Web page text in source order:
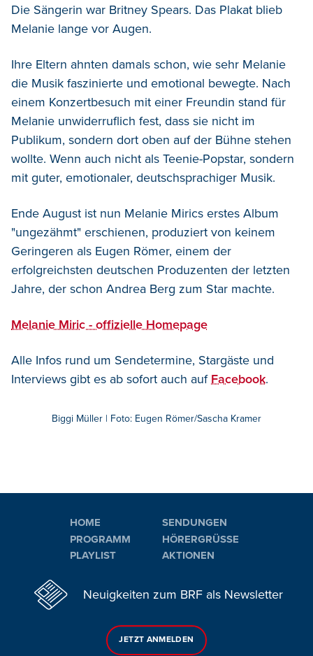
Die Sängerin war Britney Spears. Das Plakat blieb
Melanie lange vor Augen.
Ihre Eltern ahnten damals schon, wie sehr Melanie
die Musik faszinierte und emotional bewegte. Nach
einem Konzertbesuch mit einer Freundin stand für
Melanie unwiderruflich fest, dass sie nicht im
Publikum, sondern dort oben auf der Bühne stehen
wollte. Wenn auch nicht als Teenie-Popstar, sondern
mit guter, emotionaler, deutschsprachiger Musik.
Ende August ist nun Melanie Mirics erstes Album
"ungezähmt" erschienen, produziert von keinem
Geringeren als Eugen Römer, einem der
erfolgreichsten deutschen Produzenten der letzten
Jahre, der schon Andrea Berg zum Star machte.
Melanie Miric - offizielle Homepage
Alle Infos rund um Sendetermine, Stargäste und
Interviews gibt es ab sofort auch auf Facebook.
Biggi Müller | Foto: Eugen Römer/Sascha Kramer
HOME
PROGRAMM
PLAYLIST
SENDUNGEN
HÖRERGRÜSSE
AKTIONEN
Neuigkeiten zum BRF als Newsletter
JETZT ANMELDEN